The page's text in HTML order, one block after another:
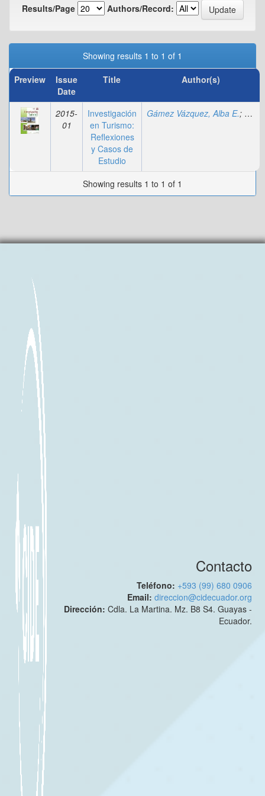
Results/Page
Authors/Record:
Showing results 1 to 1 of 1
Preview
Issue
Date
Title Author(s)
2015-
01
Investigación
en Turismo:
Reflexiones
y Casos de
Estudio
Gámez Vázquez, Alba E.;
Showing results 1 to 1 of 1
Contacto
Teléfono: +593 (99) 680 0906
Email:direccion@cidecuador.org
Dirección:Cdla. La Martina. Mz. B8 S4. Guayas -
Ecuador.